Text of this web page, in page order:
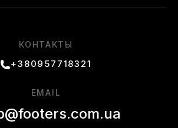
КОНТАКТЫ
+380957718321
EMAIL